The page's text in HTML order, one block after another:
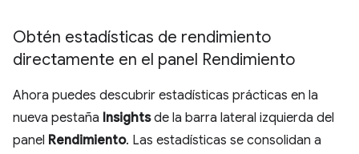
Obtén estadísticas de rendimiento
directamente en el panel Rendimiento
Ahora puedes descubrir estadísticas prácticas en la
nueva pestaña Insightsde la barra lateral izquierda del
panel Rendimiento. Las estadísticas se consolidan a